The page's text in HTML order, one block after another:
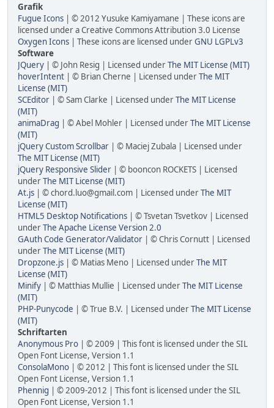
Grafik
Fugue Icons | © 2012 Yusuke Kamiyamane | These icons are
licensed under a Creative Commons Attribution 3.0 License
Oxygen Icons | These icons are licensed underGNU LGPLv3
Software
JQuery | © John Resig | Licensed underThe MIT License (MIT)
hoverIntent | © Brian Cherne | Licensed underThe MIT
License (MIT)
SCEditor | © Sam Clarke | Licensed underThe MIT License
(MIT)
animaDrag | © Abel Mohler | Licensed underThe MIT License
(MIT)
jQuery Custom Scrollbar | © Maciej Zubala | Licensed under
The MIT License (MIT)
jQuery Responsive Slider | © booncon ROCKETS | Licensed
underThe MIT License (MIT)
At.js | © chord.luo@gmail.com | Licensed underThe MIT
License (MIT)
HTML5 Desktop Notifications | © Tsvetan Tsvetkov | Licensed
underThe Apache License Version 2.0
GAuth Code Generator/Validator | © Chris Cornutt | Licensed
underThe MIT License (MIT)
Dropzone.js | © Matias Meno | Licensed underThe MIT
License (MIT)
Minify | © Matthias Mullie | Licensed underThe MIT License
(MIT)
PHP-Punycode | © True B.V. | Licensed underThe MIT License
(MIT)
Schriftarten
Anonymous Pro | © 2009 | This font is licensed under the SIL
Open Font License, Version 1.1
ConsolaMono | © 2012 | This font is licensed under the SIL
Open Font License, Version 1.1
Phennig | © 2009-2012 | This font is licensed under the SIL
Open Font License, Version 1.1